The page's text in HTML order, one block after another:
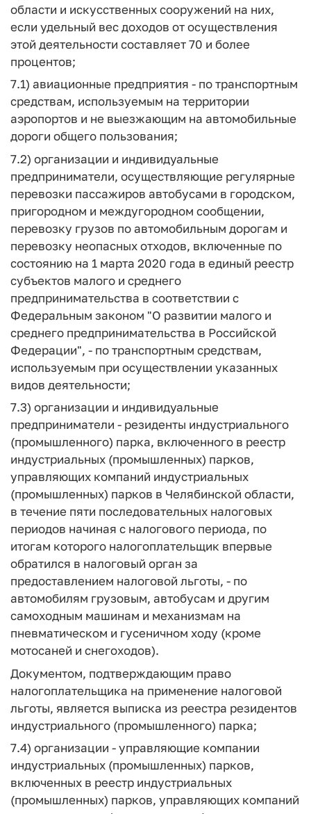
области и искусственных сооружений на них,
если удельный вес доходов от осуществления
этой деятельности составляет 70 и более
процентов;
7.1) авиационные предприятия - по транспортным
средствам, используемым на территории
аэропортов и не выезжающим на автомобильные
дороги общего пользования;
7.2) организации и индивидуальные
предприниматели, осуществляющие регулярные
перевозки пассажиров автобусами в городском,
пригородном и междугородном сообщении,
перевозку грузов по автомобильным дорогам и
перевозку неопасных отходов, включенные по
состоянию на 1 марта 2020 года в единый реестр
субъектов малого и среднего
предпринимательства в соответствии с
Федеральным законом "О развитии малого и
среднего предпринимательства в Российской
Федерации", - по транспортным средствам,
используемым при осуществлении указанных
видов деятельности;
7.3) организации и индивидуальные
предприниматели - резиденты индустриального
(промышленного) парка, включенного в реестр
индустриальных (промышленных) парков,
управляющих компаний индустриальных
(промышленных) парков в Челябинской области,
в течение пяти последовательных налоговых
периодов начиная с налогового периода, по
итогам которого налогоплательщик впервые
обратился в налоговый орган за
предоставлением налоговой льготы, - по
автомобилям грузовым, автобусам и другим
самоходным машинам и механизмам на
пневматическом и гусеничном ходу (кроме
мотосаней и снегоходов).
Документом, подтверждающим право
налогоплательщика на применение налоговой
льготы, является выписка из реестра резидентов
индустриального (промышленного) парка;
7.4) организации - управляющие компании
индустриальных (промышленных) парков,
включенных в реестр индустриальных
(промышленных) парков, управляющих компаний